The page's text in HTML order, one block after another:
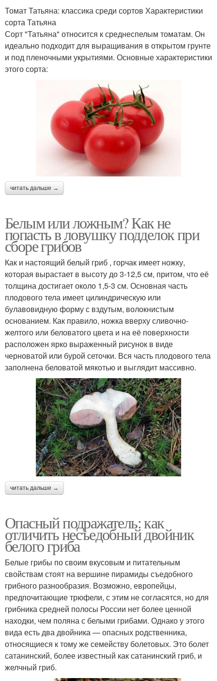
Томат Татьяна: классика среди сортов Характеристики
сорта Татьяна
Сорт "Татьяна" относится к среднеспелым томатам. Он
идеально подходит для выращивания в открытом грунте
и под пленочными укрытиями. Основные характеристики
этого сорта:
читать дальше →
Белым или ложным? Как не
попасть в ловушку подделок при
сборе грибов
Как и настоящий белый гриб , горчак имеет ножку,
которая вырастает в высоту до 3-12,5 см, притом, что её
толщина достигает около 1,5-3 см. Основная часть
плодового тела имеет цилиндрическую или
булавовидную форму с вздутым, волокнистым
основанием. Как правило, ножка вверху сливочно-
желтого или беловатого цвета и на её поверхности
расположен ярко выраженный рисунок в виде
черноватой или бурой сеточки. Вся часть плодового тела
заполнена беловатой мякотью и выглядит массивно.
читать дальше →
Опасный подражатель: как
отличить несъедобный двойник
белого гриба
Белые грибы по своим вкусовым и питательным
свойствам стоят на вершине пирамиды съедобного
грибного разнообразия. Возможно, европейцы,
предпочитающие трюфели, с этим не согласятся, но для
грибника средней полосы России нет более ценной
находки, чем поляна с белыми грибами. Однако у этого
вида есть два двойника — опасных родственника,
относящиеся к тому же семейству болетовых. Это болет
сатанинский, более известный как сатанинский гриб, и
желчный гриб.